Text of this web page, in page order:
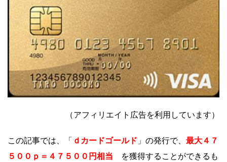
（アフィリエイト広告を利用しています）
この記事では、「 ｄカードゴールド 」の発行で、 最大４７
５００ｐ＝４７５００円相当 を獲得することができるも